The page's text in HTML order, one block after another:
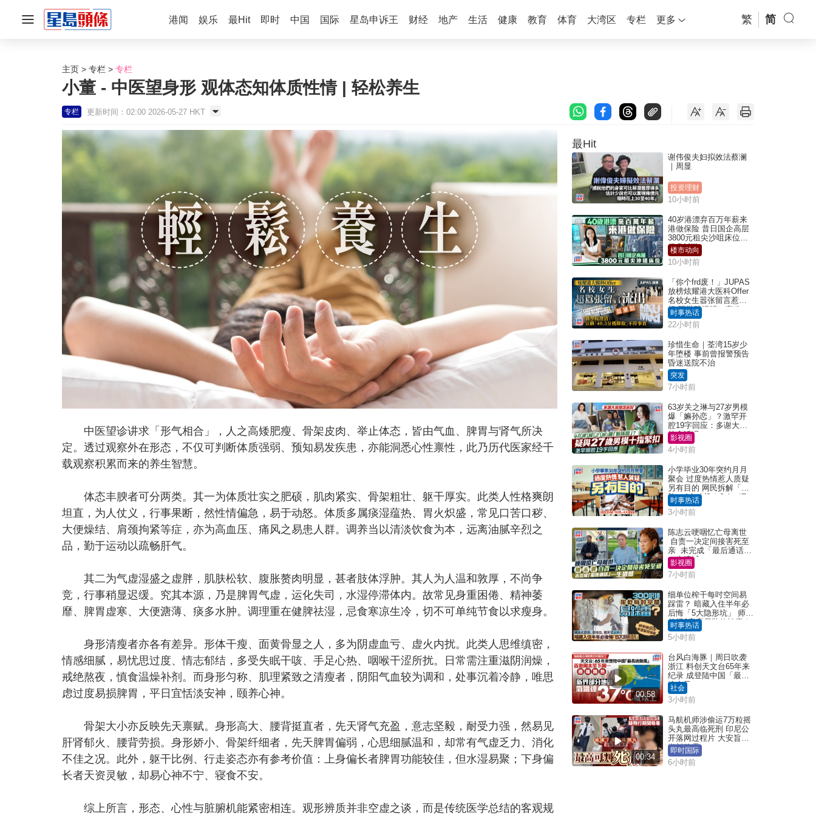
港闻 娱乐 最Hit 即时 中国 国际 星岛申诉王 财经 地产 生活 健康 教育 体育 大湾区 专栏 更多 繁 简
主页 专栏 专栏
小董 - 中医望身形 观体态知体质性情 | 轻松养生
专栏 更新时间：02:00 2026-05-27 HKT
中医望诊讲求「形气相合」，人之高矮肥瘦、骨架皮肉、举止体态，皆由气血、脾胃与肾气所决
定。透过观察外在形态，不仅可判断体质强弱、预知易发疾患，亦能洞悉心性禀性，此乃历代医家经千
载观察积累而来的养生智慧。
体态丰腴者可分两类。其一为体质壮实之肥硕，肌肉紧实、骨架粗壮、躯干厚实。此类人性格爽朗
坦直，为人仗义，行事果断，然性情偏急，易于动怒。体质多属痰湿蕴热、胃火炽盛，常见口苦口秽、
大便燥结、肩颈拘紧等症，亦为高血压、痛风之易患人群。调养当以清淡饮食为本，远离油腻辛烈之
品，勤于运动以疏畅肝气。
其二为气虚湿盛之虚胖，肌肤松软、腹胀赘肉明显，甚者肢体浮肿。其人为人温和敦厚，不尚争
竞，行事稍显迟缓。究其本源，乃是脾胃气虚，运化失司，水湿停滞体内。故常见身重困倦、精神萎
靡、脾胃虚寒、大便溏薄、痰多水肿。调理重在健脾祛湿，忌食寒凉生冷，切不可单纯节食以求瘦身。
身形清瘦者亦各有差异。形体干瘦、面黄骨显之人，多为阴虚血亏、虚火内扰。此类人思维缜密，
情感细腻，易忧思过度、情志郁结，多受失眠干咳、手足心热、咽喉干涩所扰。日常需注重滋阴润燥，
戒绝熬夜，慎食温燥补剂。而身形匀称、肌理紧致之清瘦者，阴阳气血较为调和，处事沉着冷静，唯思
虑过度易损脾胃，平日宜恬淡安神，颐养心神。
骨架大小亦反映先天禀赋。身形高大、腰背挺直者，先天肾气充盈，意志坚毅，耐受力强，然易见
肝肾郁火、腰背劳损。身形娇小、骨架纤细者，先天脾胃偏弱，心思细腻温和，却常有气虚乏力、消化
不佳之况。此外，躯干比例、行走姿态亦有参考价值：上身偏长者脾胃功能较佳，但水湿易聚；下身偏
长者天资灵敏，却易心神不宁、寝食不安。
综上所言，形态、心性与脏腑机能紧密相连。观形辨质并非空虚之谈，而是传统医学总结的客观规
最Hit
谢伟俊夫妇拟效法蔡澜
｜周显
投资理财
10小时前
40岁港漂弃百万年薪来
港做保险 昔日国企高层
3800元租尖沙咀床位｜
租盘Million
楼市动向
10小时前
「你个frd废！」JUPAS
放榜炫耀港大医科Offer
名校女生嚣张留言惹众
怒 医学院澄清：宣称
「40.5分获录取」不符事
实｜Juicy叮
时事热话
22小时前
珍惜生命｜荃湾15岁少
年堕楼 事前曾报警预告
昏迷送院不治
突发
7小时前
63岁关之琳与27岁男模
爆「嫲孙恋」？激罕开
腔19字回应：多谢大家
挂念近况
影视圈
4小时前
小学毕业30年突约月月
聚会 过度热情惹人质疑
另有目的 网民拆解「扮
熟」4大动机｜Juicy叮
时事热话
3小时前
陈志云哽咽忆亡母离世
自责一决定间接害死至
亲 未完成「最后通话」
一生遗憾
影视圈
7小时前
细单位榨干每吋空间易
踩雷？ 暗藏入住半年必
后悔「5大隐形坑」 师傅
传授6字家居装修锦囊｜
Juicy叮
时事热话
5小时前
00:58
台风白海豚｜周日吹袭
浙江 料创天文台65年来
纪录 成登陆中国「最长
途台风」
社会
3小时前
00:34
马航机师涉偷运7万粒摇
头丸最高临死刑 印尼公
开落网过程片 大安旨意
岂料败露
即时国际
6小时前